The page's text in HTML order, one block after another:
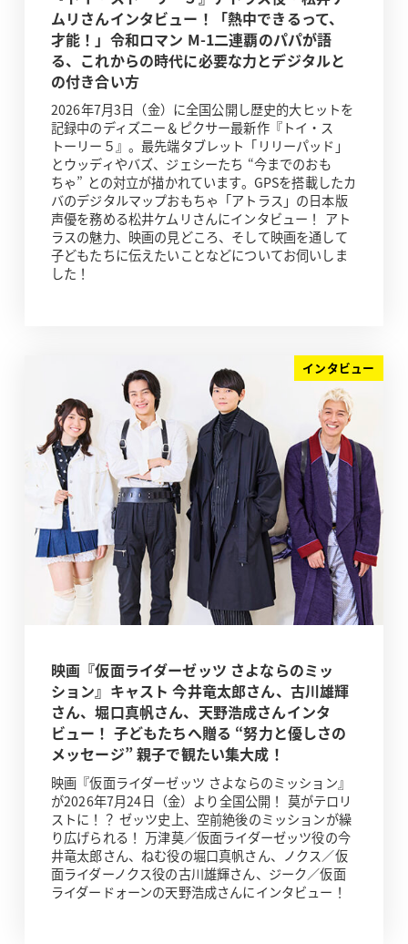
ムリさんインタビュー！「熱中できるって、
才能！」令和ロマン M-1二連覇のパパが語
る、これからの時代に必要な力とデジタルと
の付き合い方
2026年7月3日（金）に全国公開し歴史的大ヒットを
記録中のディズニー＆ピクサー最新作『トイ・ス
トーリー５』。最先端タブレット「リリーパッド」
とウッディやバズ、ジェシーたち “今までのおも
ちゃ” との対立が描かれています。GPSを搭載したカ
バのデジタルマップおもちゃ「アトラス」の日本版
声優を務める松井ケムリさんにインタビュー！ アト
ラスの魅力、映画の見どころ、そして映画を通して
子どもたちに伝えたいことなどについてお伺いしま
した！
インタビュー
映画『仮面ライダーゼッツ さよならのミッ
ション』キャスト 今井竜太郎さん、古川雄輝
さん、堀口真帆さん、天野浩成さんインタ
ビュー！ 子どもたちへ贈る “努力と優しさの
メッセージ” 親子で観たい集大成！
映画『仮面ライダーゼッツ さよならのミッション』
が2026年7月24日（金）より全国公開！ 莫がテロリ
ストに！？ ゼッツ史上、空前絶後のミッションが繰
り広げられる！ 万津莫／仮面ライダーゼッツ役の今
井竜太郎さん、ねむ役の堀口真帆さん、ノクス／仮
面ライダーノクス役の古川雄輝さん、ジーク／仮面
ライダードォーンの天野浩成さんにインタビュー！